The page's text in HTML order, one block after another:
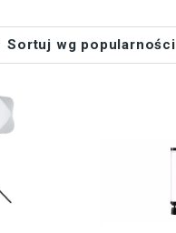
Sortuj wg popularności